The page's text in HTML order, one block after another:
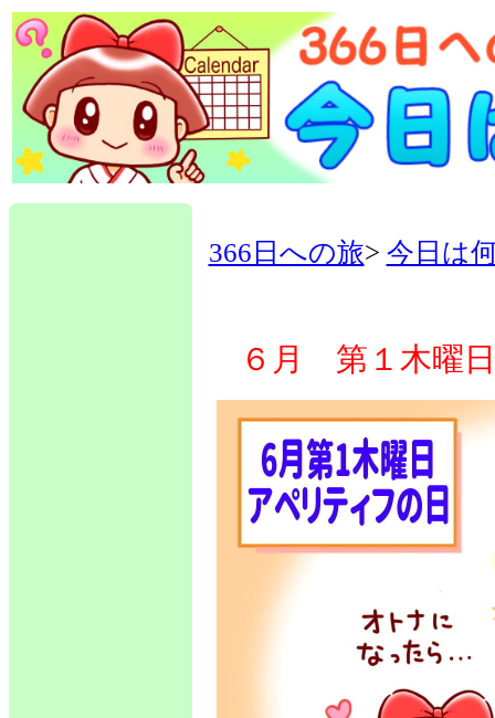
366日への旅> 今日は
６月 第１木曜